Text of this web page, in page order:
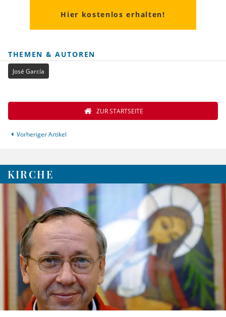
Hier kostenlos erhalten!
THEMEN & AUTOREN
José García
Vorheriger Artikel
ZUR STARTSEITE
KIRCHE